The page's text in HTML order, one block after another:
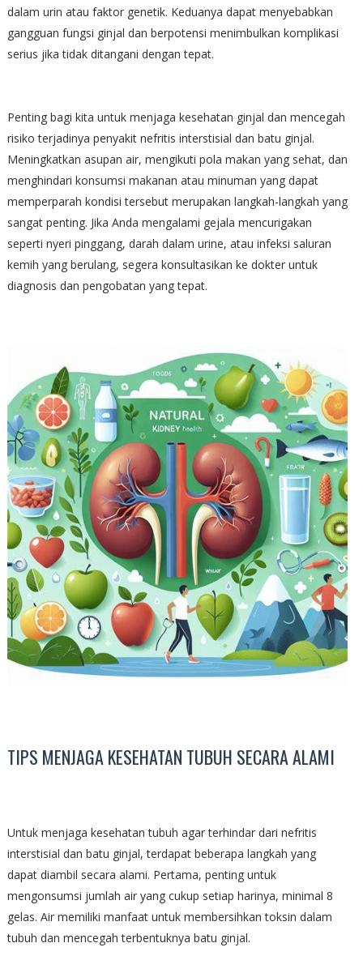
dalam urin atau faktor genetik. Keduanya dapat menyebabkan
gangguan fungsi ginjal dan berpotensi menimbulkan komplikasi
serius jika tidak ditangani dengan tepat.
Penting bagi kita untuk menjaga kesehatan ginjal dan mencegah
risiko terjadinya penyakit nefritis interstisial dan batu ginjal.
Meningkatkan asupan air, mengikuti pola makan yang sehat, dan
menghindari konsumsi makanan atau minuman yang dapat
memperparah kondisi tersebut merupakan langkah-langkah yang
sangat penting. Jika Anda mengalami gejala mencurigakan
seperti nyeri pinggang, darah dalam urine, atau infeksi saluran
kemih yang berulang, segera konsultasikan ke dokter untuk
diagnosis dan pengobatan yang tepat.
TIPS MENJAGA KESEHATAN TUBUH SECARA ALAMI
Untuk menjaga kesehatan tubuh agar terhindar dari nefritis
interstisial dan batu ginjal, terdapat beberapa langkah yang
dapat diambil secara alami. Pertama, penting untuk
mengonsumsi jumlah air yang cukup setiap harinya, minimal 8
gelas. Air memiliki manfaat untuk membersihkan toksin dalam
tubuh dan mencegah terbentuknya batu ginjal.